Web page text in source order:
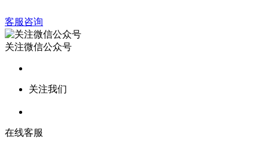
客服咨询
关注微信公众号
关注我们
在线客服